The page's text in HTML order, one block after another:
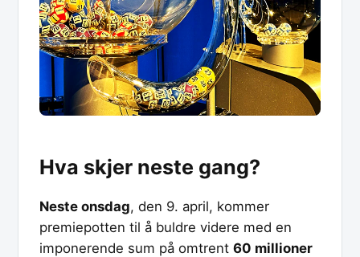
Hva skjer neste gang?
Neste onsdag, den 9. april, kommer
premiepotten til å buldre videre med en
imponerende sum på omtrent 60 millioner